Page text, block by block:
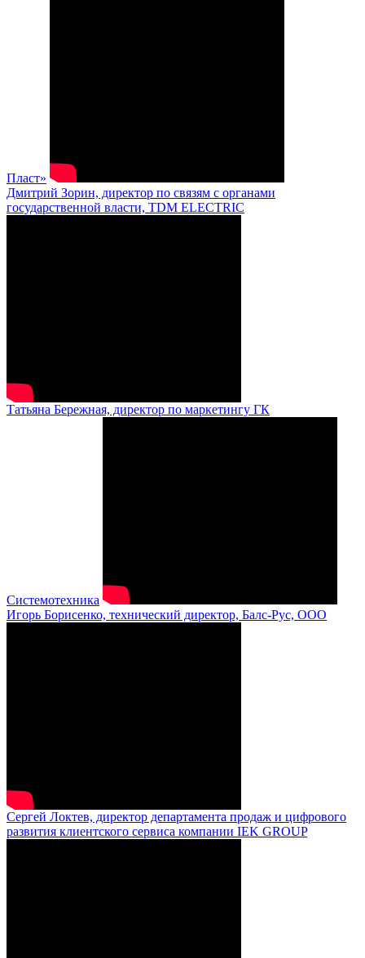
Пласт»
Дмитрий Зорин, директор по связям с органами
государственной власти, TDM ELECTRIC
Татьяна Бережная, директор по маркетингу ГК
Системотехника
Игорь Борисенко, технический директор, Балс-Рус, ООО
Сергей Локтев, директор департамента продаж и цифрового
развития клиентского сервиса компании IEK GROUP